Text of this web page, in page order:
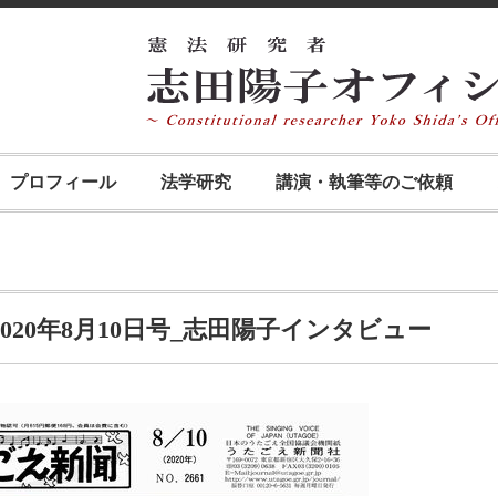
プロフィール 法学研究 講演・執筆等のご依頼
年8月10日号_志田陽子インタビュー